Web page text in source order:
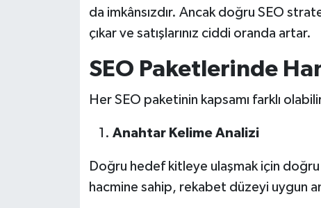
da imkânsızdır. Ancak doğru SEO
çıkar ve satışlarınız ciddi oranda artar.
SEO Paketlerinde
Her SEO paketinin kapsamı farklı
Anahtar Kelime Analizi
Doğru hedef kitleye ulaşmak için
hacmine sahip, rekabet düzeyi uygun